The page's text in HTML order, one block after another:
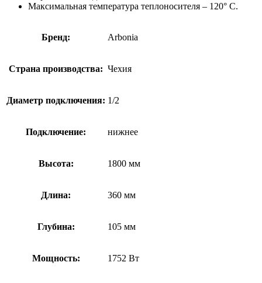
Максимальная температура теплоносителя – 120° C.
Бренд: Arbonia
Страна производства: Чехия
Диаметр подключения: 1/2
Подключение: нижнее
Высота: 1800 мм
Длина: 360 мм
Глубина: 105 мм
Мощность: 1752 Вт